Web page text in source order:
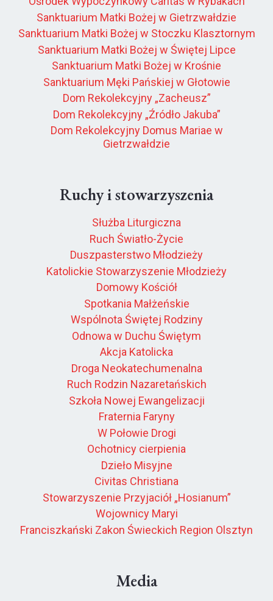
Sanktuarium Matki Bożej w Gietrzwałdzie
Sanktuarium Matki Bożej w Stoczku Klasztornym
Sanktuarium Matki Bożej w Świętej Lipce
Sanktuarium Matki Bożej w Krośnie
Sanktuarium Męki Pańskiej w Głotowie
Dom Rekolekcyjny „Zacheusz”
Dom Rekolekcyjny „Źródło Jakuba”
Dom Rekolekcyjny Domus Mariae w
Gietrzwałdzie
Ruchy i stowarzyszenia
Służba Liturgiczna
Ruch Światło-Życie
Duszpasterstwo Młodzieży
Katolickie Stowarzyszenie Młodzieży
Domowy Kościół
Spotkania Małżeńskie
Wspólnota Świętej Rodziny
Odnowa w Duchu Świętym
Akcja Katolicka
Droga Neokatechumenalna
Ruch Rodzin Nazaretańskich
Szkoła Nowej Ewangelizacji
Fraternia Faryny
W Połowie Drogi
Ochotnicy cierpienia
Dzieło Misyjne
Civitas Christiana
Stowarzyszenie Przyjaciół „Hosianum”
Wojownicy Maryi
Franciszkański Zakon Świeckich Region Olsztyn
Media